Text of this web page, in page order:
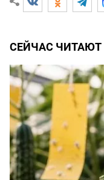
СЕЙЧАС ЧИТАЮТ